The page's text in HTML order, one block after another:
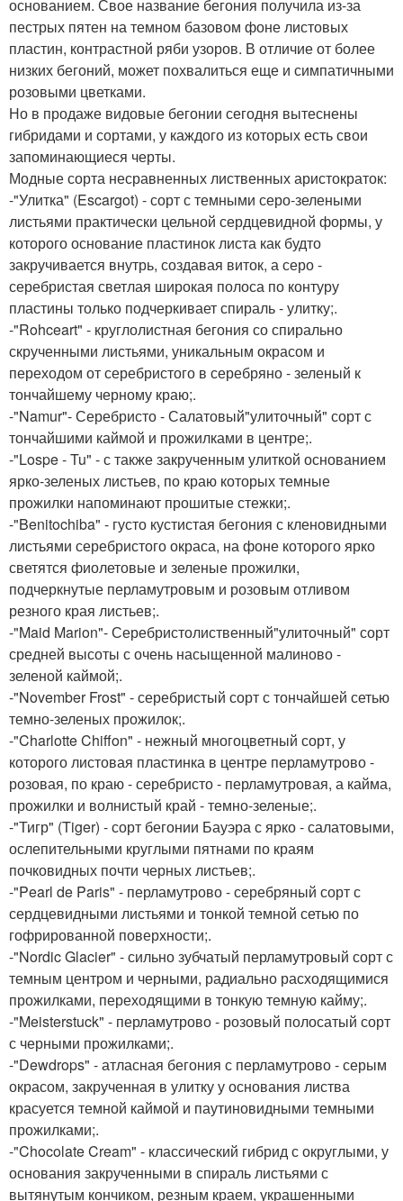
основанием. Свое название бегония получила из-за
пестрых пятен на темном базовом фоне листовых
пластин, контрастной ряби узоров. В отличие от более
низких бегоний, может похвалиться еще и симпатичными
розовыми цветками.
Но в продаже видовые бегонии сегодня вытеснены
гибридами и сортами, у каждого из которых есть свои
запоминающиеся черты.
Модные сорта несравненных лиственных аристократок:
-"Улитка" (Escargot) - сорт с темными серо-зелеными
листьями практически цельной сердцевидной формы, у
которого основание пластинок листа как будто
закручивается внутрь, создавая виток, а серо -
серебристая светлая широкая полоса по контуру
пластины только подчеркивает спираль - улитку;.
-"Rohceart" - круглолистная бегония со спирально
скрученными листьями, уникальным окрасом и
переходом от серебристого в серебряно - зеленый к
тончайшему черному краю;.
-"Namur"- Серебристо - Салатовый"улиточный" сорт с
тончайшими каймой и прожилками в центре;.
-"Lospe - Tu" - с также закрученным улиткой основанием
ярко-зеленых листьев, по краю которых темные
прожилки напоминают прошитые стежки;.
-"Benitochiba" - густо кустистая бегония с кленовидными
листьями серебристого окраса, на фоне которого ярко
светятся фиолетовые и зеленые прожилки,
подчеркнутые перламутровым и розовым отливом
резного края листьев;.
-"Maid Marion"- Серебристолиственный"улиточный" сорт
средней высоты с очень насыщенной малиново -
зеленой каймой;.
-"November Frost" - серебристый сорт с тончайшей сетью
темно-зеленых прожилок;.
-"Charlotte Chiffon" - нежный многоцветный сорт, у
которого листовая пластинка в центре перламутрово -
розовая, по краю - серебристо - перламутровая, а кайма,
прожилки и волнистый край - темно-зеленые;.
-"Тигр" (Tiger) - сорт бегонии Бауэра с ярко - салатовыми,
ослепительными круглыми пятнами по краям
почковидных почти черных листьев;.
-"Pearl de Paris" - перламутрово - серебряный сорт с
сердцевидными листьями и тонкой темной сетью по
гофрированной поверхности;.
-"Nordic Glacier" - сильно зубчатый перламутровый сорт с
темным центром и черными, радиально расходящимися
прожилками, переходящими в тонкую темную кайму;.
-"Meisterstuck" - перламутрово - розовый полосатый сорт
с черными прожилками;.
-"Dewdrops" - атласная бегония с перламутрово - серым
окрасом, закрученная в улитку у основания листва
красуется темной каймой и паутиновидными темными
прожилками;.
-"Chocolate Cream" - классический гибрид с округлыми, у
основания закрученными в спираль листьями с
вытянутым кончиком, резным краем, украшенными